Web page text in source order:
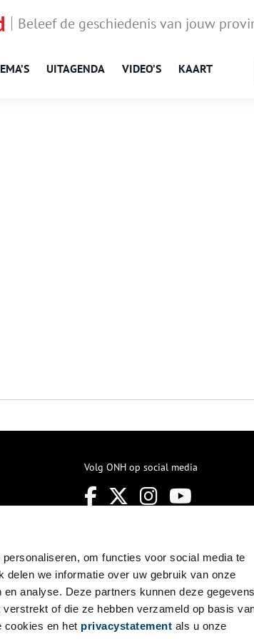
om functies voor social media te
we informatie over uw gebruik van onze
analyse. Deze partners kunnen deze gegevens
of die ze hebben verzameld op basis
cookies en het privacystatement als u onze
Beleef de geschiedenis van jouw
UITAGENDA VIDEO’S KAART
Volg ONH op social media